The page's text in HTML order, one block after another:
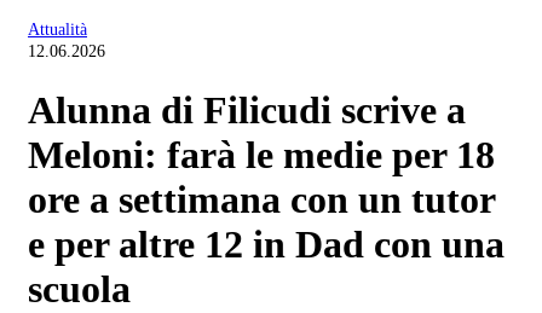
Attualità
12.06.2026
Alunna di Filicudi scrive a
Meloni: farà le medie per 18
ore a settimana con un tutor
e per altre 12 in Dad con una
scuola